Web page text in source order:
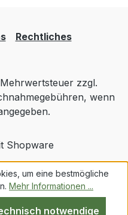
Rechtliches
zzgl.
wenn
Shopware
um eine bestmögliche
Mehr Informationen ...
notwendige